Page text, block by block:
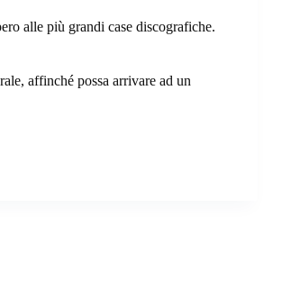
alle più grandi case discografiche.
affinché possa arrivare ad un